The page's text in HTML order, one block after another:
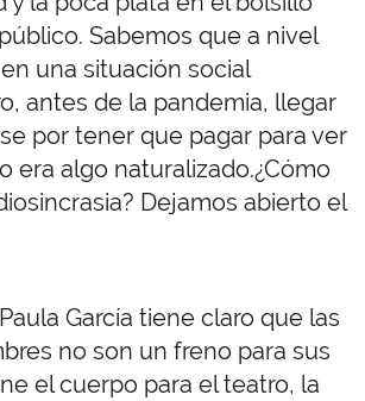
Sabemos que a nivel
una situación social
antes de la pandemia, llegar
por tener que pagar para ver
era algo naturalizado.¿Cómo
Dejamos abierto el
García tiene claro que las
no son un freno para sus
el cuerpo para el teatro, la